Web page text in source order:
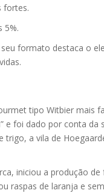
fortes.
5%.
formato destaca o
tipo Witbier mais
e foi dado por conta da
trigo, a vila de
iniciou a produção
raspas de laranja e